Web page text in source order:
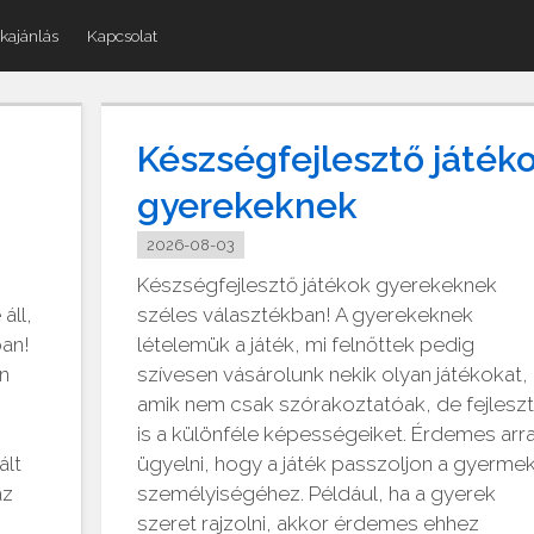
Kapcsolat
Készségfejlesztő
gyerekeknek
2026-08-03
Készségfejlesztő játékok gyerekeknek
széles választékban! A gyerekeknek
lételemük a játék, mi felnőttek pedig
szívesen vásárolunk nekik olyan játékokat,
amik nem csak szórakoztatóak, de
is a különféle képességeiket. Érdemes
ügyelni, hogy a játék passzoljon a
személyiségéhez. Például, ha a gyerek
szeret rajzolni, akkor érdemes ehhez